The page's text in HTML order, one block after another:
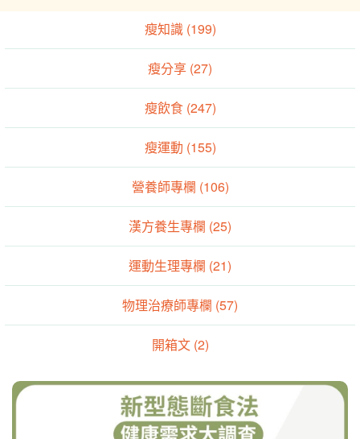
瘦知識 (199)
瘦分享 (27)
瘦飲食 (247)
瘦運動 (155)
營養師專欄 (106)
漢方養生專欄 (25)
運動生理專欄 (21)
物理治療師專欄 (57)
開箱文 (2)